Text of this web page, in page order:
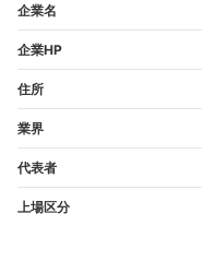
企業名
企業HP
住所
業界
代表者
上場区分